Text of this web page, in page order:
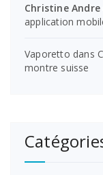
Christine Andre
application
Vaporetto dans
montre suisse